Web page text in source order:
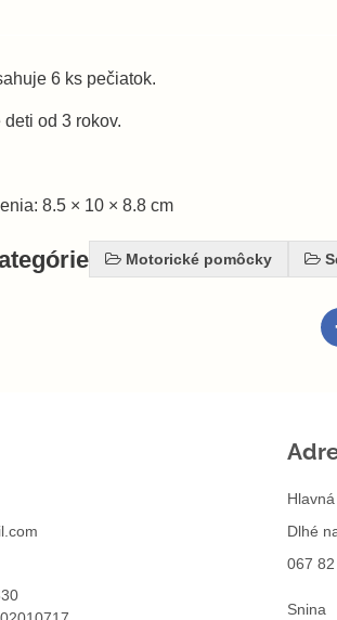
6 ks pečiatok.
od 3 rokov.
8.5 × 10 × 8.8 cm
Motorické pomôcky
Dlhé
067 82
Snina